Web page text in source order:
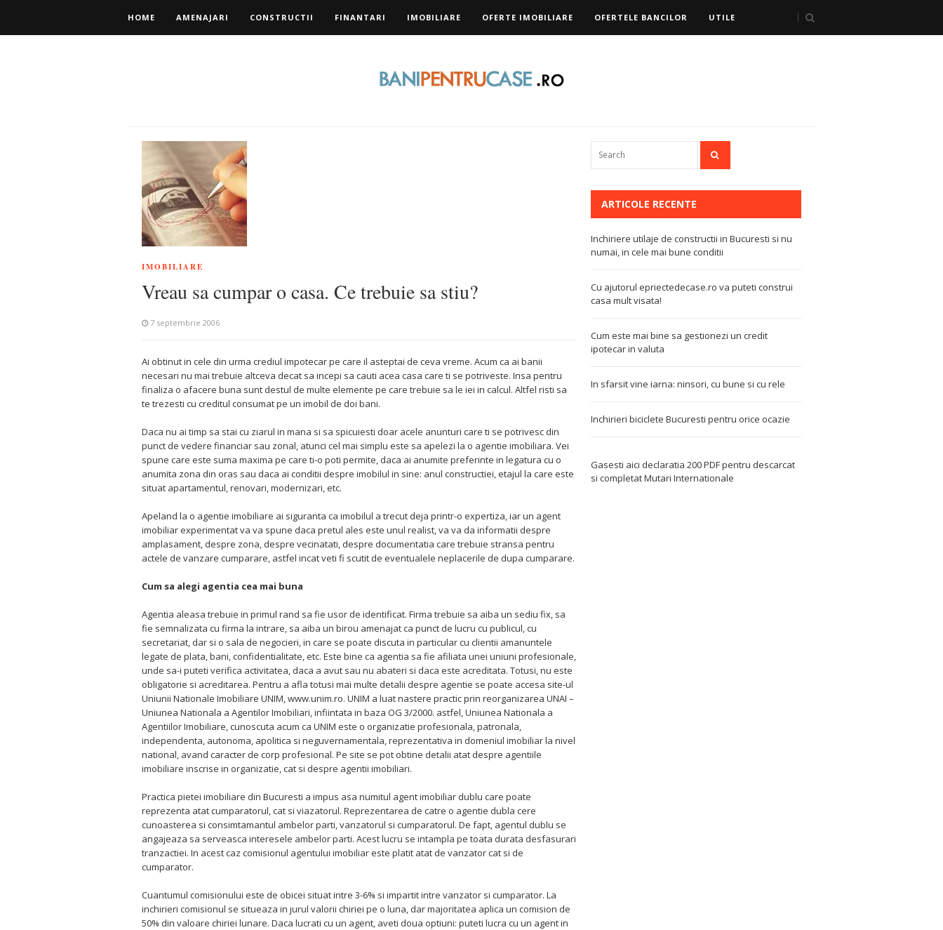
HOME AMENAJARI CONSTRUCTII FINANTARI IMOBILIARE OFERTE IMOBILIARE OFERTELE BANCILOR UTILE
IMOBILIARE
Vreau sa cumpar o casa. Ce trebuie sa stiu?
7 septembrie 2006
Ai obtinut in cele din urma crediul impotecar pe care il asteptai de ceva vreme. Acum ca ai banii
necesari nu mai trebuie altceva decat sa incepi sa cauti acea casa care ti se potriveste. Insa pentru
finaliza o afacere buna sunt destul de multe elemente pe care trebuie sa le iei in calcul. Altfel risti sa
te trezesti cu creditul consumat pe un imobil de doi bani.
Daca nu ai timp sa stai cu ziarul in mana si sa spicuiesti doar acele anunturi care ti se potrivesc din
punct de vedere financiar sau zonal, atunci cel mai simplu este sa apelezi la o agentie imobiliara. Vei
spune care este suma maxima pe care ti-o poti permite, daca ai anumite preferinte in legatura cu o
anumita zona din oras sau daca ai conditii despre imobilul in sine: anul constructiei, etajul la care este
situat apartamentul, renovari, modernizari, etc.
Apeland la o agentie imobiliare ai siguranta ca imobilul a trecut deja printr-o expertiza, iar un agent
imobiliar experimentat va va spune daca pretul ales este unul realist, va va da informatii despre
amplasament, despre zona, despre vecinatati, despre documentatia care trebuie stransa pentru
actele de vanzare cumparare, astfel incat veti fi scutit de eventualele neplacerile de dupa cumparare.
Cum sa alegi agentia cea mai buna
Agentia aleasa trebuie in primul rand sa fie usor de identificat. Firma trebuie sa aiba un sediu fix, sa
fie semnalizata cu firma la intrare, sa aiba un birou amenajat ca punct de lucru cu publicul, cu
secretariat, dar si o sala de negocieri, in care se poate discuta in particular cu clientii amanuntele
legate de plata, bani, confidentialitate, etc. Este bine ca agentia sa fie afiliata unei uniuni profesionale,
unde sa-i puteti verifica activitatea, daca a avut sau nu abateri si daca este acreditata. Totusi, nu este
obligatorie si acreditarea. Pentru a afla totusi mai multe detalii despre agentie se poate accesa site-ul
Uniunii Nationale Imobiliare UNIM, www.unim.ro. UNIM a luat nastere practic prin reorganizarea UNAI –
Uniunea Nationala a Agentilor Imobiliari, infiintata in baza OG 3/2000. astfel, Uniunea Nationala a
Agentiilor Imobiliare, cunoscuta acum ca UNIM este o organizatie profesionala, patronala,
independenta, autonoma, apolitica si neguvernamentala, reprezentativa in domeniul imobiliar la nivel
national, avand caracter de corp profesional. Pe site se pot obtine detalii atat despre agentiile
imobiliare inscrise in organizatie, cat si despre agentii imobiliari.
Practica pietei imobiliare din Bucuresti a impus asa numitul agent imobiliar dublu care poate
reprezenta atat cumparatorul, cat si viazatorul. Reprezentarea de catre o agentie dubla cere
cunoasterea si consimtamantul ambelor parti, vanzatorul si cumparatorul. De fapt, agentul dublu se
angajeaza sa serveasca interesele ambelor parti. Acest lucru se intampla pe toata durata desfasurari
tranzactiei. In acest caz comisionul agentului imobiliar este platit atat de vanzator cat si de
cumparator.
Cuantumul comisionului este de obicei situat intre 3-6% si impartit intre vanzator si cumparator. La
inchirieri comisionul se situeaza in jurul valorii chiriei pe o luna, dar majoritatea aplica un comision de
50% din valoare chiriei lunare. Daca lucrati cu un agent, aveti doua optiuni: puteti lucra cu un agent in
ARTICOLE RECENTE
Inchiriere utilaje de constructii in Bucuresti si nu
numai, in cele mai bune conditii
Cu ajutorul epriectedecase.ro va puteti construi
casa mult visata!
Cum este mai bine sa gestionezi un credit
ipotecar in valuta
In sfarsit vine iarna: ninsori, cu bune si cu rele
Inchirieri biciclete Bucuresti pentru orice ocazie
Gasesti aici declaratia 200 PDFpentru descarcat
si completatMutari Internationale